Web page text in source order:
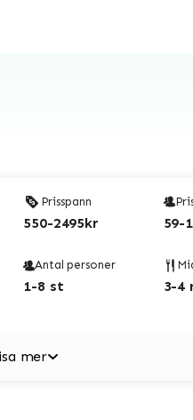
Prisspann
550-2495kr 59-
Antal personer
1-8 st 3-4
mer